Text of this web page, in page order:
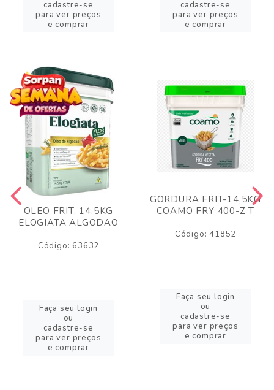
cadastre-se
para ver preços
e comprar
cadastre-se
para ver preços
e comprar
OLEO FRIT. 14,5KG
ELOGIATA ALGODAO
Código: 63632
Faça seu login
ou
cadastre-se
para ver preços
e comprar
GORDURA FRIT-14,5KG
COAMO FRY 400-Z T
Código: 41852
Faça seu login
ou
cadastre-se
para ver preços
e comprar